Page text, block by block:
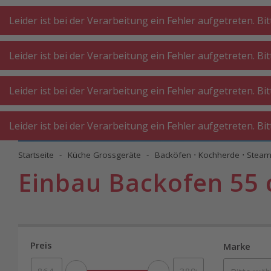
A +++
A+++
A +++
A+++
MyPost
MyPost
KÜCHE
GROSSGERÄTE
KÜCHE
KLEINGERÄTE
Startseite Küche Grossgeräte Backöfen ⋅ Kochherde ⋅
Einbau Backofen 55
Preis Marke
Leider ist bei der Verarbeitung ein Fehler aufgetreten.
Leider ist bei der Verarbeitung ein Fehler aufgetreten.
Leider ist bei der Verarbeitung ein Fehler aufgetreten.
Leider ist bei der Verarbeitung ein Fehler aufgetreten.